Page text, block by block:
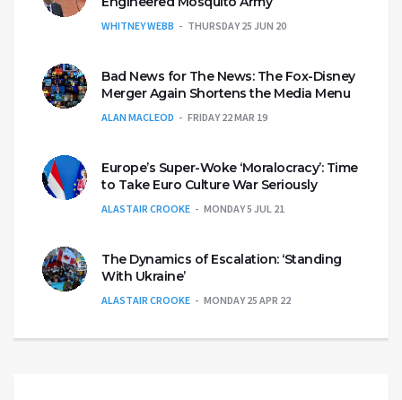
WHITNEY WEBB THURSDAY 25 JUN 20
Bad News for The News: The Fox-Disney
Merger Again Shortens the Media Menu
ALAN MACLEOD FRIDAY 22 MAR 19
Europe’s Super-Woke ‘Moralocracy’: Time
to Take Euro Culture War Seriously
ALASTAIR CROOKE MONDAY 5 JUL 21
The Dynamics of Escalation: ‘Standing
With Ukraine’
ALASTAIR CROOKE MONDAY 25 APR 22